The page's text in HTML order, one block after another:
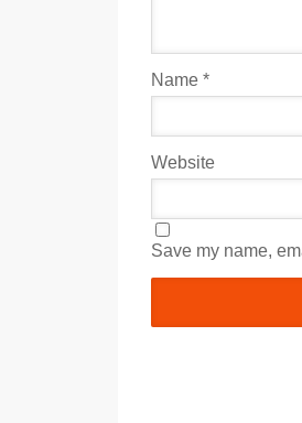
Name *
Website
Save my name,